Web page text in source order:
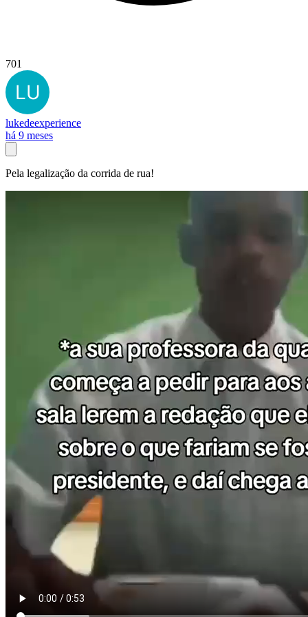
701
lukedeexperience
há 9 meses
Pela legalização da corrida de rua!